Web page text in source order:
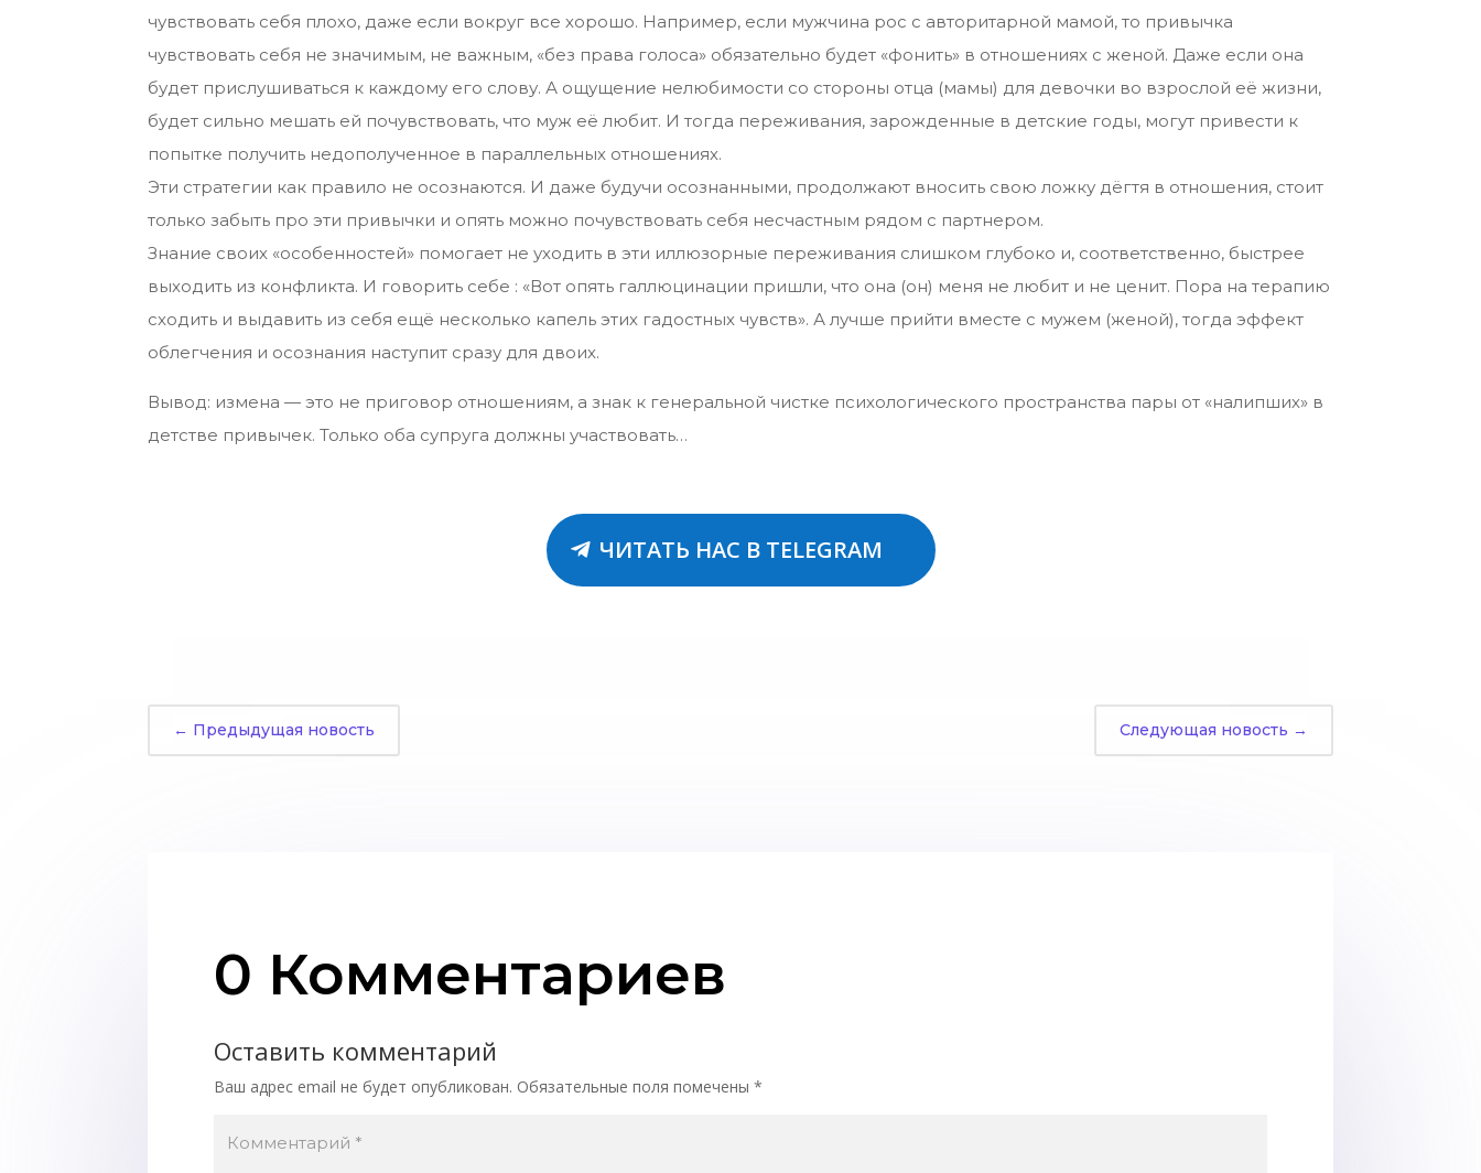
чувствовать себя плохо, даже если вокруг все хорошо. Например, если мужчина рос с авторитарной мамой, то привычка
чувствовать себя не значимым, не важным, «без права голоса» обязательно будет «фонить» в отношениях с женой. Даже если она
будет прислушиваться к каждому его слову. А ощущение нелюбимости со стороны отца (мамы) для девочки во взрослой её жизни,
будет сильно мешать ей почувствовать, что муж её любит. И тогда переживания, зарожденные в детские годы, могут привести к
попытке получить недополученное в параллельных отношениях.
Эти стратегии как правило не осознаются. И даже будучи осознанными, продолжают вносить свою ложку дёгтя в отношения, стоит
только забыть про эти привычки и опять можно почувствовать себя несчастным рядом с партнером.
Знание своих «особенностей» помогает не уходить в эти иллюзорные переживания слишком глубоко и, соответственно, быстрее
выходить из конфликта. И говорить себе : «Вот опять галлюцинации пришли, что она (он) меня не любит и не ценит. Пора на терапию
сходить и выдавить из себя ещё несколько капель этих гадостных чувств». А лучше прийти вместе с мужем (женой), тогда эффект
облегчения и осознания наступит сразу для двоих.
Вывод: измена — это не приговор отношениям, а знак к генеральной чистке психологического пространства пары от «налипших» в
детстве привычек. Только оба супруга должны участвовать…
ЧИТАТЬ НАС В TELEGRAM
← Предыдущая новость Следующая новость →
0 Комментариев
Оставить комментарий
Ваш адрес email не будет опубликован. Обязательные поля помечены*